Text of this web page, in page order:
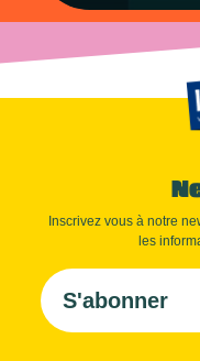
Inscrivez vous à notre
les
S'abonner